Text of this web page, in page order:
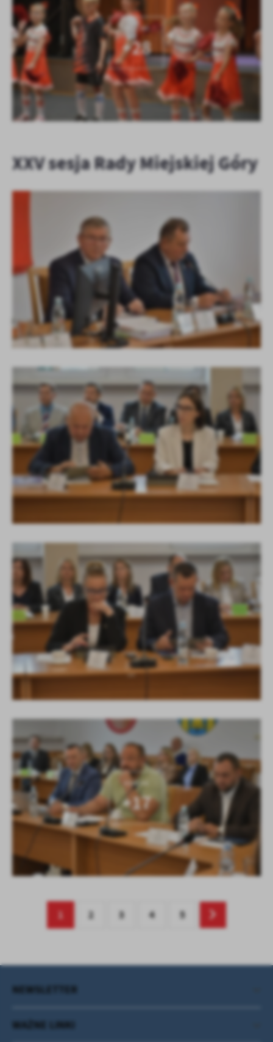
KOLEJNE
+28
XXV sesja Rady Miejskiej Góry
KOLEJNE
+17
1 2 3 4 5
WAŻNE LINKI
NEWSLETTER